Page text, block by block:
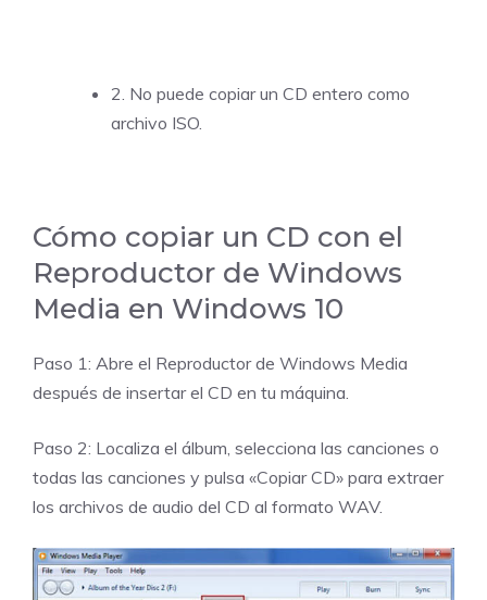
2. No puede copiar un CD entero como
archivo ISO.
Cómo copiar un CD con el
Reproductor de Windows
Media en Windows 10
Paso 1: Abre el Reproductor de Windows Media
después de insertar el CD en tu máquina.
Paso 2: Localiza el álbum, selecciona las canciones o
todas las canciones y pulsa «Copiar CD» para extraer
los archivos de audio del CD al formato WAV.